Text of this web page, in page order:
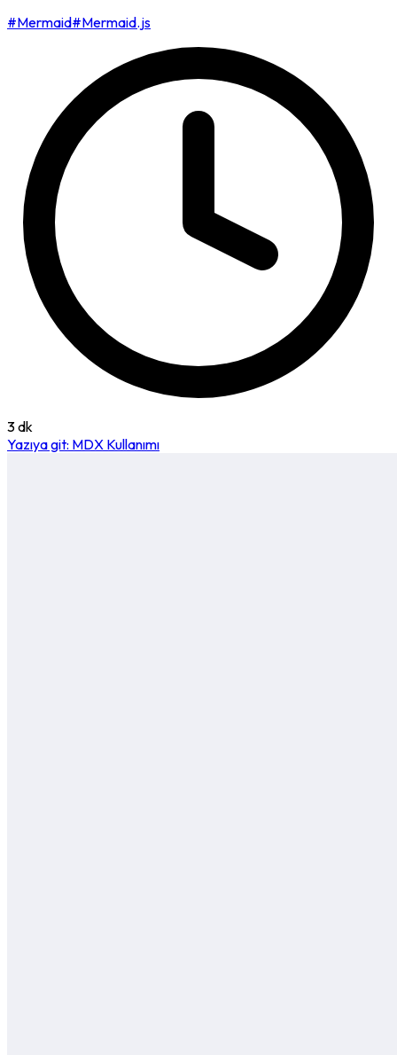
#Mermaid#Mermaid.js
3 dk
Yazıya git: MDX Kullanımı